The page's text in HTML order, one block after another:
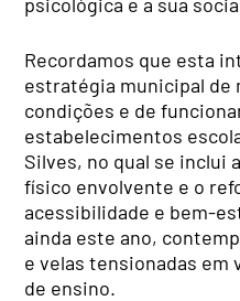
Recordamos que esta
estratégia municipal de
condições e de
estabelecimentos
Silves, no qual se inclui
físico envolvente e o
acessibilidade e bem-
ainda este ano,
e velas tensionadas
de ensino.